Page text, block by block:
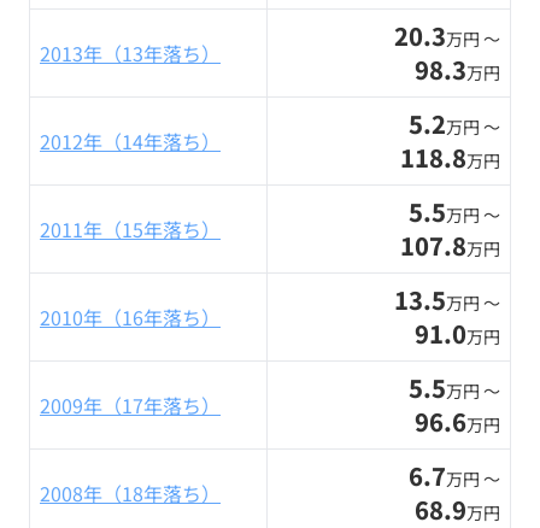
2013年（13年落ち） 20.3万円 〜
98.3万円
2012年（14年落ち） 5.2万円 〜
118.8万円
2011年（15年落ち） 5.5万円 〜
107.8万円
2010年（16年落ち） 13.5万円 〜
91.0万円
2009年（17年落ち） 5.5万円 〜
96.6万円
2008年（18年落ち） 6.7万円 〜
68.9万円